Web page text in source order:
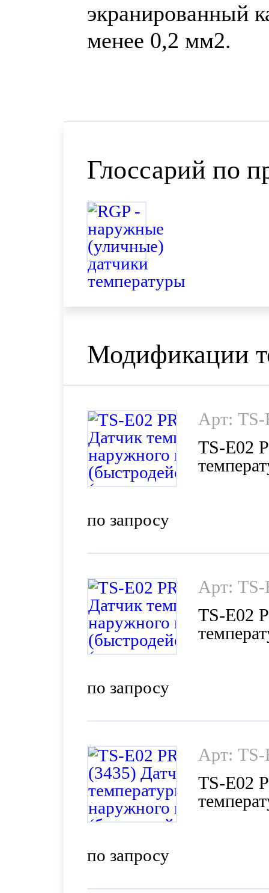
экранированный
менее 0,2 мм2.
Глоссарий по
Модификации
по запросу
Арт: TS-
TS-E02
по запросу
Арт: TS-
TS-E02
по запросу
Арт: TS-
TS-E02